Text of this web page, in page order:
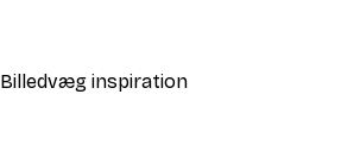
Billedvæg inspiration